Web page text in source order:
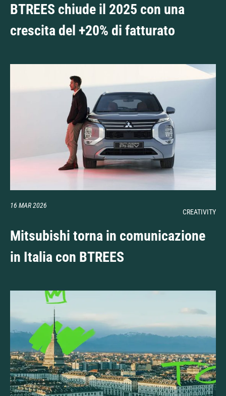
BTREES chiude il 2025 con una
crescita del +20% di fatturato
16 MAR 2026
CREATIVITY
Mitsubishi torna in comunicazione
in Italia con BTREES